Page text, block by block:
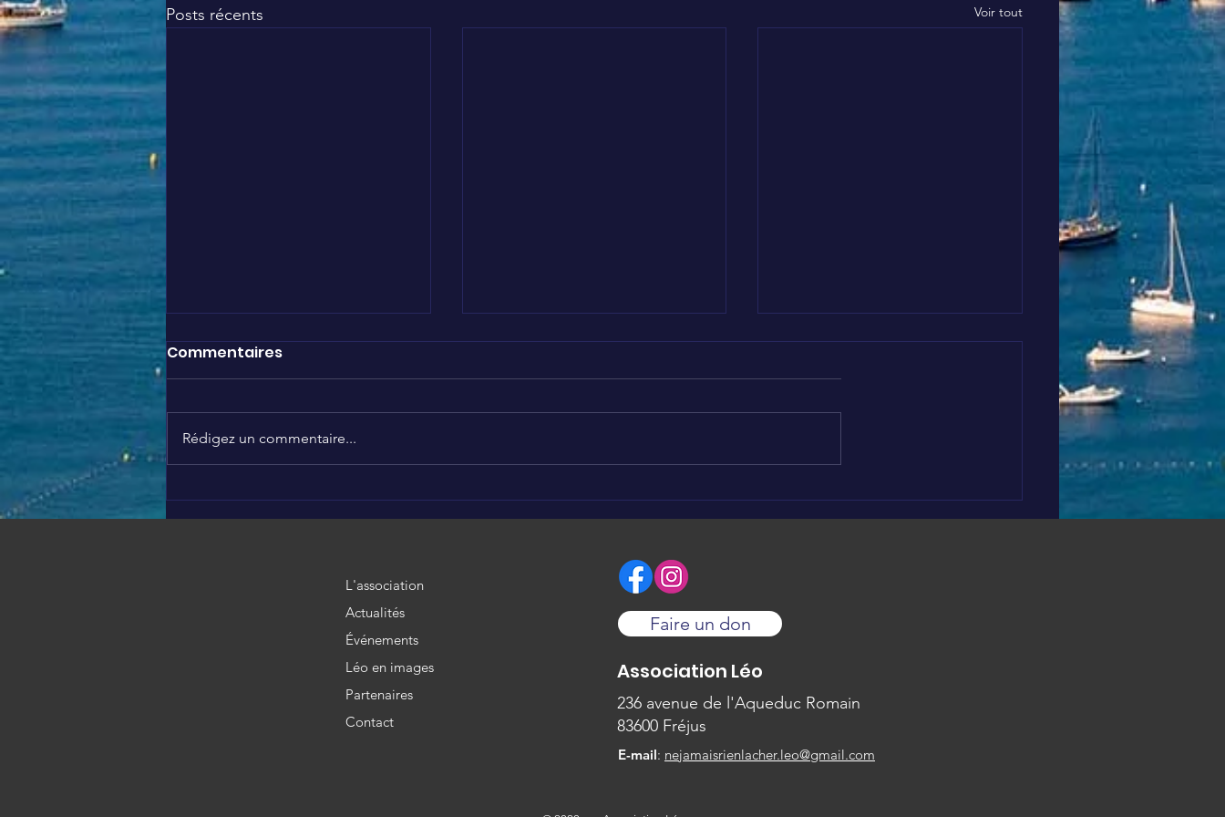
Posts récents Voir tout
Initiative solidaire 🥰
Initiative solidaire 🥰
Initiation solidaire et
sportive
Commentaires
Rédigez un commentaire...
L'association
Actualités
Événements
Léo en images
Partenaires
Contact
Faire un don
Association Léo
236 avenue de l'Aqueduc Romain
83600 Fréjus
E-mail: nejamaisrienlacher.leo@gmail.com